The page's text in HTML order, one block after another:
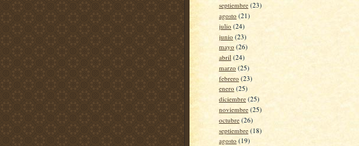
septiembre (23)
agosto (21)
julio (24)
junio (23)
mayo (26)
abril (24)
marzo (25)
febrero (23)
enero (25)
diciembre (25)
noviembre (25)
octubre (26)
septiembre (18)
agosto (19)